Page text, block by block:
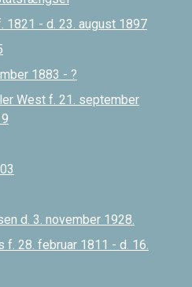
1821 - d. 23. august 1897
1883 - ?
West f. 21. september
d. 3. november 1928.
f. 28. februar 1811 - d. 16.